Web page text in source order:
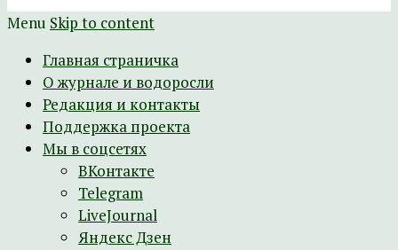
Menu Skip to content
Главная страничка
О журнале и водоросли
Редакция и контакты
Поддержка проекта
Мы в соцсетях
ВКонтакте
Telegram
LiveJournal
Яндекс Дзен